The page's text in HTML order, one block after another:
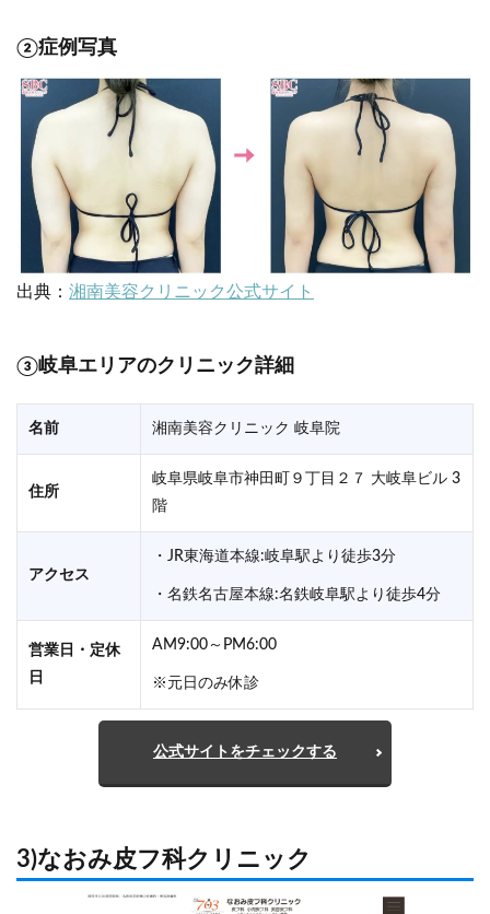
②症例写真
出典： 湘南美容クリニック公式サイト
③岐阜エリアのクリニック詳細
名前 湘南美容クリニック 岐阜院
住所
岐阜県岐阜市神田町９丁目２７ 大岐阜ビル 3
階
アクセス
・JR東海道本線:岐阜駅より徒歩3分
・名鉄名古屋本線:名鉄岐阜駅より徒歩4分
営業日・定休
日
AM9:00～PM6:00
※元日のみ休診
公式サイトをチェックする
3)なおみ皮フ科クリニック